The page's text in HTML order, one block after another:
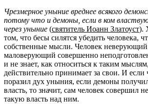
Чрезмерное уныние вреднее всякого
потому что и демоны, если в ком
через уныние (святитель Иоанн Златоуст).
том, что бесы силятся убедить человека,
собственные мысли. Человек
маловерующий совершенно
и не знает, как относиться к таким
действительно принимает за свои. И если
поразил дух уныния, если демоны
власть, то значит, сам человек совершил
такую власть над ним.